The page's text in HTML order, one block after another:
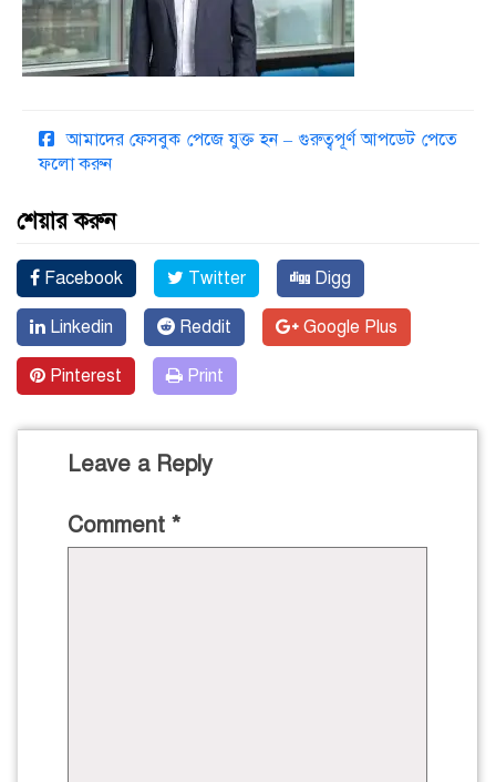
আমাদের ফেসবুক পেজে যুক্ত হন – গুরুত্বপূর্ণ আপডেট পেতে
ফলো করুন
শেয়ার করুন
Facebook Twitter Digg
Linkedin Reddit Google Plus
Pinterest Print
Leave a Reply
Comment *